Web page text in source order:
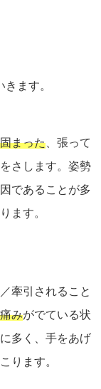
ます。
まった 、張って
さします。姿勢
であることが多
ます。
牽引されること
みがでている状
多く、手をあげ
ります。